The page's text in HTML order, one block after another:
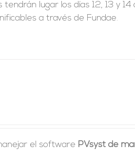
lugar los días 12, 13 y
a través de Fundae.
el software PVsyst de